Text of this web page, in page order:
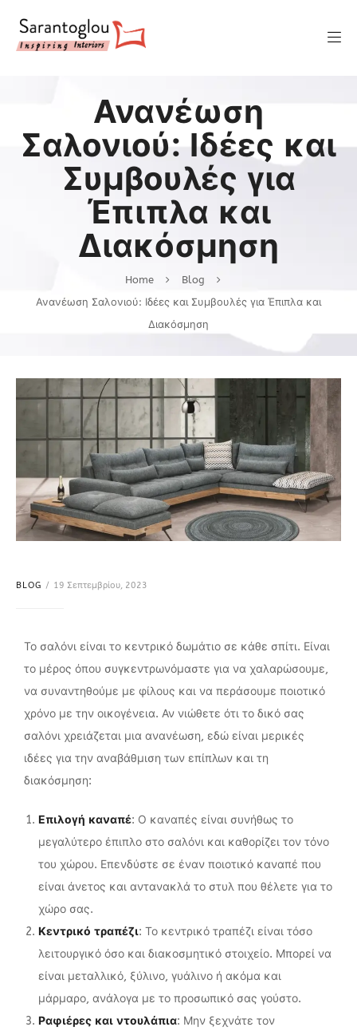
Home
Blog
Ανανέωση Σαλονιού: Ιδέες και Συμβουλές για Έπιπλα και
Διακόσμηση
Ανανέωση
Σαλονιού: Ιδέες και
Συμβουλές για
Έπιπλα και
Διακόσμηση
BLOG 19 Σεπτεμβρίου, 2023
Το σαλόνι είναι το κεντρικό δωμάτιο σε κάθε σπίτι. Είναι
το μέρος όπου συγκεντρωνόμαστε για να χαλαρώσουμε,
να συναντηθούμε με φίλους και να περάσουμε ποιοτικό
χρόνο με την οικογένεια. Αν νιώθετε ότι το δικό σας
σαλόνι χρειάζεται μια ανανέωση, εδώ είναι μερικές
ιδέες για την αναβάθμιση των επίπλων και τη
διακόσμηση:
Επιλογή καναπέ: Ο καναπές είναι συνήθως το
μεγαλύτερο έπιπλο στο σαλόνι και καθορίζει τον τόνο
του χώρου. Επενδύστε σε έναν ποιοτικό καναπέ που
είναι άνετος και αντανακλά το στυλ που θέλετε για το
χώρο σας.
Κεντρικό τραπέζι: Το κεντρικό τραπέζι είναι τόσο
λειτουργικό όσο και διακοσμητικό στοιχείο. Μπορεί να
είναι μεταλλικό, ξύλινο, γυάλινο ή ακόμα και
μάρμαρο, ανάλογα με το προσωπικό σας γούστο.
Ραφιέρες και ντουλάπια: Μην ξεχνάτε τον